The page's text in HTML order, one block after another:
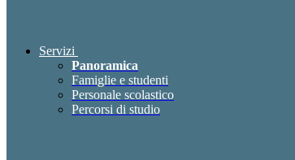
Servizi
Panoramica
Famiglie e studenti
Personale scolastico
Percorsi di studio